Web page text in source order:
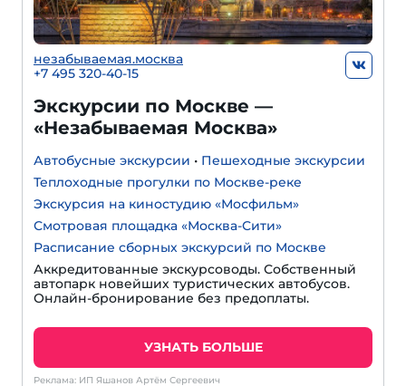
незабываемая.москва
+7 495 320-40-15
Экскурсии по Москве —
«Незабываемая Москва»
Автобусные экскурсии • Пешеходные экскурсии
Теплоходные прогулки по Москве-реке
Экскурсия на киностудию «Мосфильм»
Смотровая площадка «Москва-Сити»
Расписание сборных экскурсий по Москве
Аккредитованные экскурсоводы. Собственный
автопарк новейших туристических автобусов.
Онлайн-бронирование без предоплаты.
УЗНАТЬ БОЛЬШЕ
Реклама: ИП Яшанов Артём Сергеевич